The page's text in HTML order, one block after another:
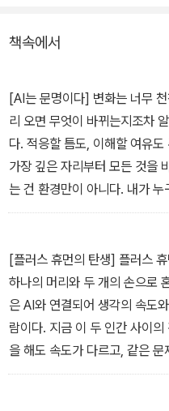
서 있는 자리를 정의한다. 100
통째로 바꿨듯, AI는 ‘어디서 일
질문 자체를 다시 쓰고 있다. 이
가’가 아니다. ‘이 새로운 문명
가는 사람이다. 둘의 차이는 재
결’에서 시작된다. 저자는 코
전트를 만들고, 바이브 코딩으
경’이라는 AI 분신을 구현해나
대를 준비하는 4단계 실전 로드
책속에서
[AI는 문명이다] 변화는 너무
리 오면 무엇이 바뀌는지조차
다. 적응할 틈도, 이해할 여유
가장 깊은 자리부터 모든 것을
는 건 환경만이 아니다. 내가
지 갈 수 있는지, ‘나’의 크기
[플러스 휴먼의 탄생] 플러스
하나의 머리와 두 개의 손으로
은 AI와 연결되어 생각의 속도
람이다. 지금 이 두 인간 사이
을 해도 속도가 다르고, 같은
다르다. 그 차이는 재능이 아닌